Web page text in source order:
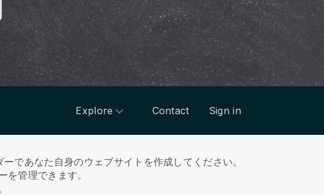
Explore Contact Sign in
であなた自身のウェブサイトを作成してください。
管理できます。